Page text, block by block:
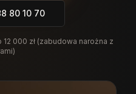
80 10 70
12 000 zł (zabudowa narożna z